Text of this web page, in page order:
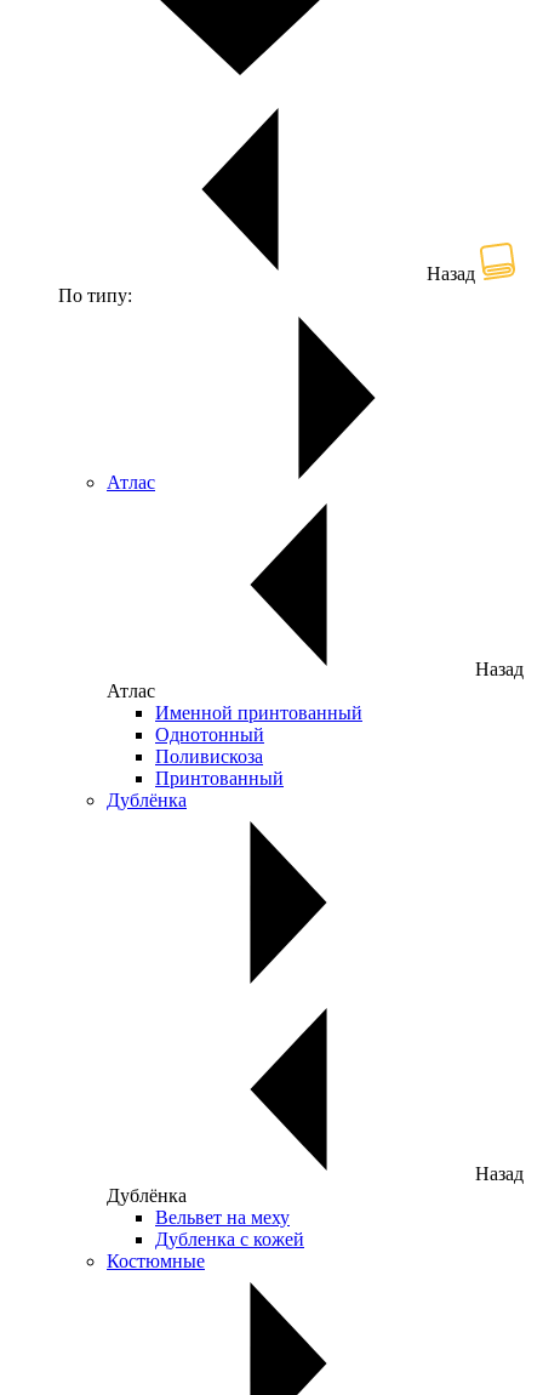
Назад
По типу:
Атлас
Назад
Атлас
Именной принтованный
Однотонный
Поливискоза
Принтованный
Дублёнка
Назад
Дублёнка
Вельвет на меху
Дубленка с кожей
Костюмные